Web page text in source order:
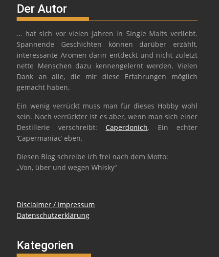
Der Autor
… hat sich vor vielen Jahren in Single Malts verliebt.
Spannende Geschichten können darüber erzählt,
interessante Aromen darin entdeckt und nicht zuletzt
nette Menschen dazu kennengelernt werden. Vielen
Dank an alle, die mir diese Erfahrungen möglich
gemacht haben.
Ein wenig verrückt muss man für dieses Hobby wohl
sein. Noch verrückter ist es aber, wenn man sich einer
Destillerie verschreibt: Caperdonich. Ein echter
‘Capermaniac‘ eben.
Diesen Blog schreibe ich frei nach dem Motto:
„Von, über und wegen Whisky“
Disclaimer / Impressum
Datenschutzerklärung
Kategorien